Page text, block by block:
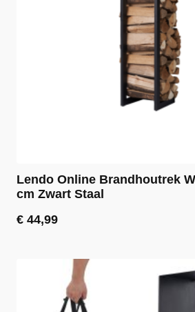
Lendo Online Brandhoutrek
cm Zwart Staal
€ 44,99